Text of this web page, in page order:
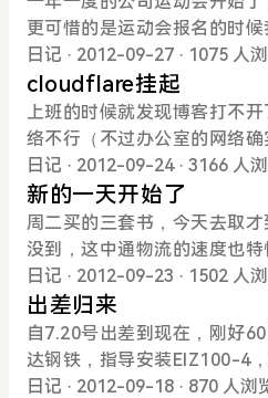
到我的时候，我被华丽丽得挤
叔不给我发票，一怒之下于是
打了个电话，家里说回不
于是出站准备乘公交去弟弟
位出租车大哥喊“商南，商县”
00，商南200，上满4人发车
齐了，奔往商县（就我一个人
10:30到达商县汽车站，立即
0的。找个地方吃中饭，看看
家的感觉真好！吃的好睡的
吧
快，回想去年一大群人去游金
划船、漂流，到了山顶亭子里
惜今年大家都忙了，加班的加
被拆的断断续续的，都没了
天已经算是很不错了......一直
间有时候比较慢，去redhat
收费空间呢？最近股市赚了一
待小米2。BB9700，用了一
件功能很强大，但是娱乐功
我很是鸡肋！
更可惜的是运动会报名的时
名，不然能借机休息一天了
愿者，有吃有喝还有玩，想想
于出来了，还好我是倒数第
右，几千块钱购物卡这次终于
么好呢？博客最近打开还是有
比较好的收费空间玩玩。不过
吧，与其把钱浪费在股市，不
西。最近闲的忒无聊，好好看
9月27日 ，龙年八月十二，今
福如东海，寿比南山。
日记 · 2012-09-27 · 1075 人
cloudflare挂起
上班的时候就发现博客打不
络不行（不过办公室的网络
1M左右的附件都一直失败，
班吃完饭回来赶快一试，仍然
n加速的，登录cloudflare，
开了，ping不通，挂代理登
flare又被墙了。博客挂在美
开网页那就是蚂蚁速度啊！无
S，换回incapsula。经过将
坛、博客终于恢复正常。看
前面就挂过一段时间，这次突
日记 · 2012-09-24 · 3166 人
新的一天开始了
周二买的三套书，今天去取
没到，这中通物流的速度也
天爷都是要我以学习为重！好
至少学习两个小时，相信自己
还想再买些书，关于计算机
东西多没劲啊，自己会做才有
了kilu.de，在沙河驿那会死活
日记 · 2012-09-23 · 1502 人
出差归来
自7.20号出差到现在，刚好
达钢铁，指导安装EIZ100-4
T离合器震动大的问题，至今
日记 · 2012-09-18 · 870 人浏